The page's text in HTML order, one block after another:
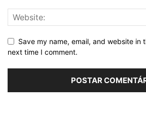
Save my name, email, and website in
next time I comment.